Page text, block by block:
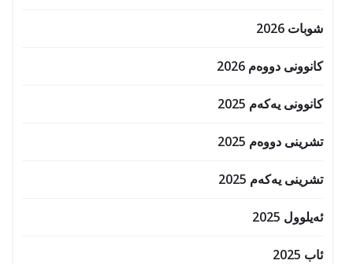
شوبات 2026
کانوونی دووەم 2026
کانوونی یەکەم 2025
تشرینی دووەم 2025
تشرینی یەکەم 2025
ئەیلوول 2025
ئاب 2025